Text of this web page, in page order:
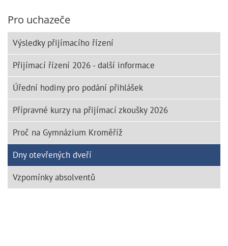
Pro uchazeče
Výsledky přijímacího řízení
Přijímací řízení 2026 - další informace
Úřední hodiny pro podání přihlášek
Přípravné kurzy na přijímací zkoušky 2026
Proč na Gymnázium Kroměříž
Dny otevřených dveří
Vzpomínky absolventů